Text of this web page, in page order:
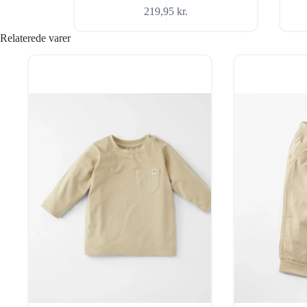
219,95kr.
Relaterede varer